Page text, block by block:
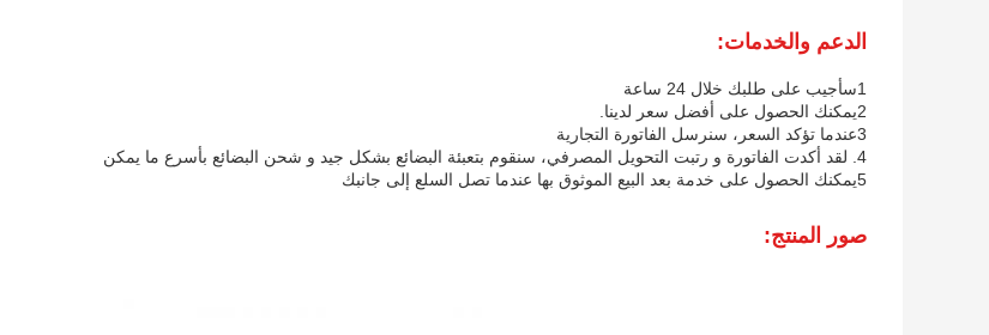
الدعم والخدمات:
1سأجيب على طلبك خلال 24 ساعة
2يمكنك الحصول على أفضل سعر لدينا.
3عندما تؤكد السعر، سنرسل الفاتورة التجارية
4. لقد أكدت الفاتورة و رتبت التحويل المصرفي، سنقوم بتعبئة البضائع بشكل جيد و شحن البضائع بأسرع ما يمكن
5يمكنك الحصول على خدمة بعد البيع الموثوق بها عندما تصل السلع إلى جانبك
صور المنتج: